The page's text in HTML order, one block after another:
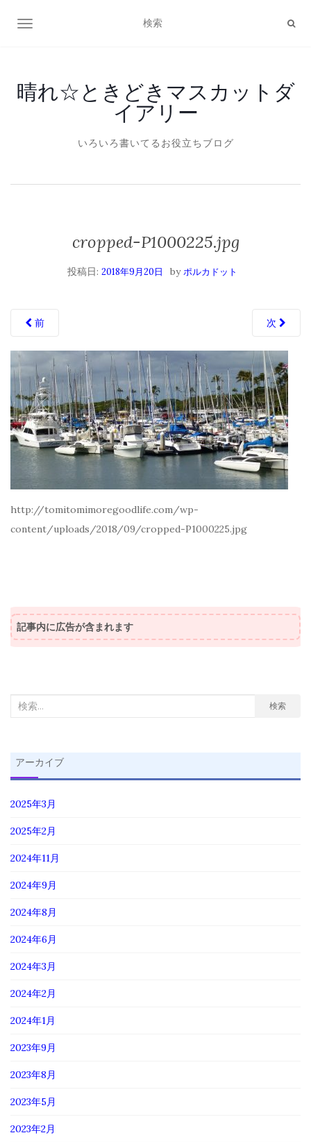
ナビゲーション切り替え
晴れ☆ときどきマスカットダ
イアリー
いろいろ書いてるお役立ちブログ
cropped-P1000225.jpg
投稿日: 2018年9月20日 byポルカドット
前 次
http://tomitomimoregoodlife.com/wp-
content/uploads/2018/09/cropped-P1000225.jpg
記事内に広告が含まれます
検
象:
検索
アーカイブ
2025年3月
2025年2月
2024年11月
2024年9月
2024年8月
2024年6月
2024年3月
2024年2月
2024年1月
2023年9月
2023年8月
2023年5月
2023年2月